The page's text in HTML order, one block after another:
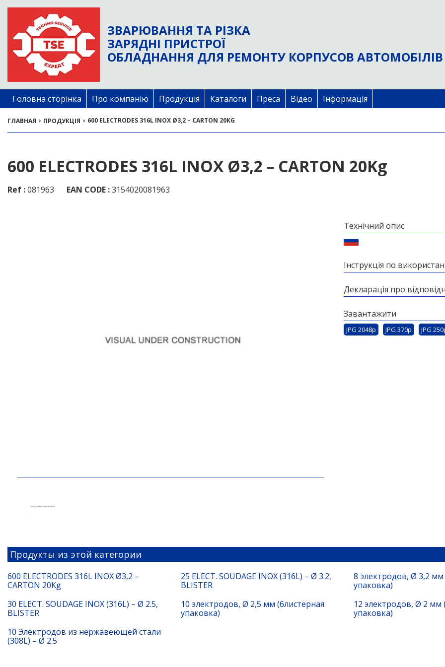
ЗВАРЮВАННЯ ТА РІЗКА
ЗАРЯДНІ ПРИСТРОЇ
ОБЛАДНАННЯ ДЛЯ РЕМОНТУ КОРПУСОВ АВТОМОБІЛІВ
Головна сторінка Про компанію Продукція Каталоги Преса Відео Інформація
ГЛАВНАЯ › ПРОДУКЦІЯ › 600 ELECTRODES 316L INOX Ø3,2 – CARTON 20KG
600 ELECTRODES 316L INOX Ø3,2 – CARTON 20Kg
Ref :081963 EAN CODE :3154020081963
Технічний опис
Інструкція по
Декларація про
Завантажити
JPG 2048p JPG 370p JPG
Продукты из этой категории
600 ELECTRODES 316L INOX Ø3,2 –
CARTON 20Kg
25 ELECT. SOUDAGE INOX (316L) – Ø 3.2,
BLISTER
8 электродов, Ø 3,2 мм
упаковка)
30 ELECT. SOUDAGE INOX (316L) – Ø 2.5,
BLISTER
10 электродов, Ø 2,5 мм (блистерная
упаковка)
12 электродов, Ø 2 мм
упаковка)
10 Электродов из нержавеющей стали
(308L) – Ø 2.5